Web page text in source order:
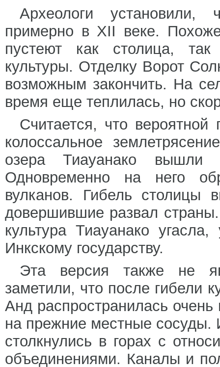
Археологи установили,
примерно в XII веке.
пустеют как столица,
культуры. Отделку Ворот
возможным закончить. На
время еще теплилась, но
Считается, что
колоссальное
озера Тиауанако вышли
Одновременно на него
вулканов. Гибель столицы
довершившие развал
культура Тиауанако
Инкскому государству.
Эта версия также не
заметили, что после гибели
Анд распространилась
на прежние местные сосуды.
столкнулись в горах с
объединениями. Каналы и